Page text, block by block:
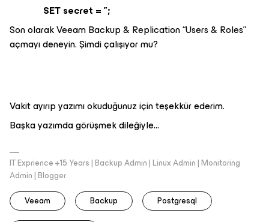
SET secret = ”;
Son olarak Veeam Backup & Replication “Users & Roles”
açmayı deneyin. Şimdi çalışıyor mu?
Vakit ayırıp yazımı okuduğunuz için teşekkür ederim.
Başka yazımda görüşmek dileğiyle…
IT Exprience +15 Years | Backup Admin | Linux Admin | Monitoring
Admin | Blogger
Veeam
Backup Postgresql